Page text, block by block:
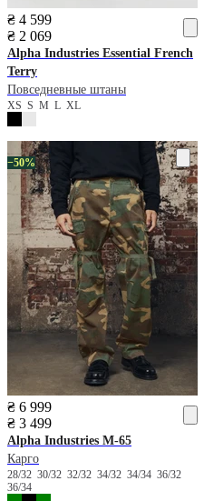
₴ 4 599
₴ 2 069
Alpha Industries Essential French
Terry
Повседневные штаны
XS S M L XL
−50%
₴ 6 999
₴ 3 499
Alpha Industries М-65
Карго
28/32 30/32 32/32 34/32 34/34 36/32
36/34